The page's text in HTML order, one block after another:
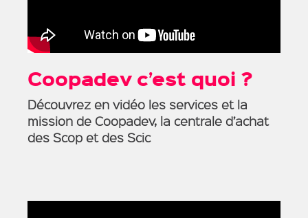
Coopadev c’est quoi ?
Découvrez en vidéo les services et la
mission de Coopadev, la centrale d’achat
des Scop et des Scic